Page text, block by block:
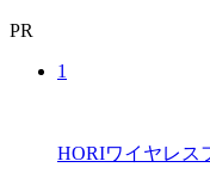
PR
1
HORIワイヤレス